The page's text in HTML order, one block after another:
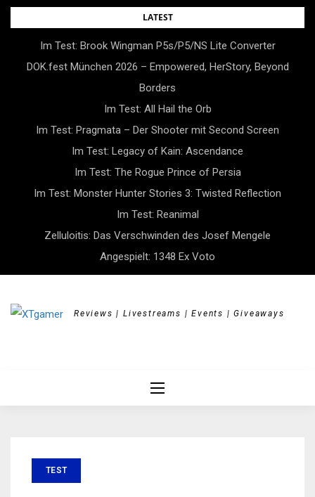
Skip
LATEST
Im Test: Brook Wingman P5s/P5/NS Lite Converter
DOK.fest München 2026 – Empowered, HerStory, Beyond
Borders
Im Test: All Hail the Orb
Im Test: Pragmata – Der Shooter mit Second Screen
Im Test: Legacy of Kain: Ascendance
Im Test: The Rogue Prince of Persia
Im Test: Monster Hunter Stories 3: Twisted Reflection
Im Test: Reanimal
Zelluloitis: Das Verschwinden des Josef Mengele
Angespielt: 1348 Ex Voto
Reviews | Livestreams | Events | Giveaways
TEST